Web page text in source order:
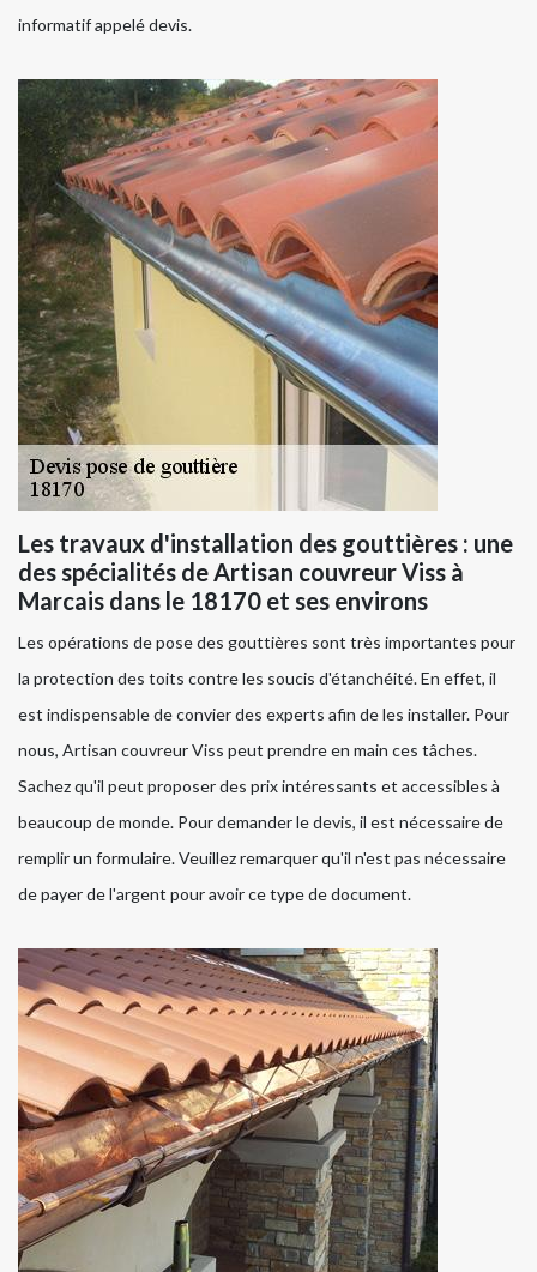
informatif appelé devis.
Les travaux d'installation des gouttières : une
des spécialités de Artisan couvreur Viss à
Marcais dans le 18170 et ses environs
Les opérations de pose des gouttières sont très importantes pour
la protection des toits contre les soucis d'étanchéité. En effet, il
est indispensable de convier des experts afin de les installer. Pour
nous, Artisan couvreur Viss peut prendre en main ces tâches.
Sachez qu'il peut proposer des prix intéressants et accessibles à
beaucoup de monde. Pour demander le devis, il est nécessaire de
remplir un formulaire. Veuillez remarquer qu'il n'est pas nécessaire
de payer de l'argent pour avoir ce type de document.